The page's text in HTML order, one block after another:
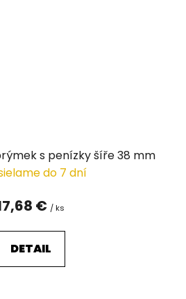
s penízky šíře 38 mm
do 7 dní
€ / ks
DETAIL